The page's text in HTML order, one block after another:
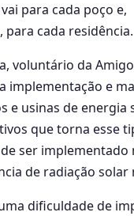
para cada poço e,
cada residência.
voluntário da
implementação e
e usinas de energia
que torna esse
ser implementado
de radiação solar
dificuldade de